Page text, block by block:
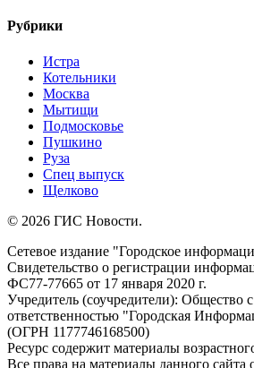
Рубрики
Истра
Котельники
Москва
Мытищи
Подмосковье
Пушкино
Руза
Спец выпуск
Щелково
© 2026 ГИС Новости.
Сетевое издание "Городское
Свидетельство о регистрации
ФС77-77665 от 17 января 2020 г.
Учредитель (соучредители): Общество
ответственностью "Городская
(ОГРН 1177746168500)
Ресурс содержит материалы
Все права на материалы данного сайта